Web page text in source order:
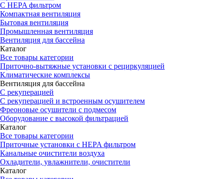
С HEPA фильтром
Компактная вентиляция
Бытовая вентиляция
Промышленная вентиляция
Вентиляция для бассейна
Каталог
Все товары категории
Приточно-вытяжные установки с рециркуляцией
Климатические комплексы
Вентиляция для бассейна
С рекуперацией
С рекуперацией и встроенным осушителем
Фреоновые осушители с подмесом
Оборудование с высокой фильтрацией
Каталог
Все товары категории
Приточные установки c HEPA фильтром
Канальные очистители воздуха
Охладители, увлажнители, очистители
Каталог